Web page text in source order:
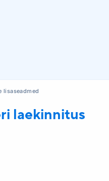
lisaseadmed
laekinnitus